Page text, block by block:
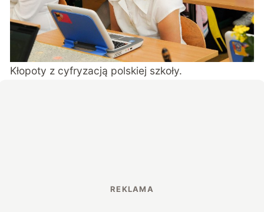
Kłopoty z cyfryzacją polskiej szkoły.